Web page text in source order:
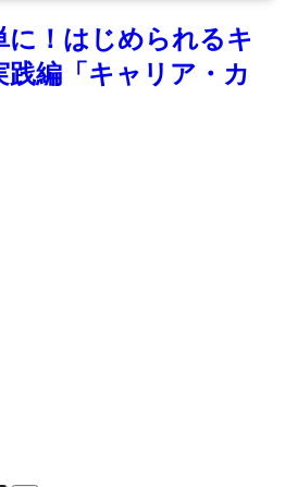
に！はじめられるキ
践編「キャリア・カ